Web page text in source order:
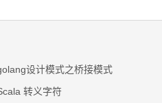
设计模式之桥接模式
转义字符